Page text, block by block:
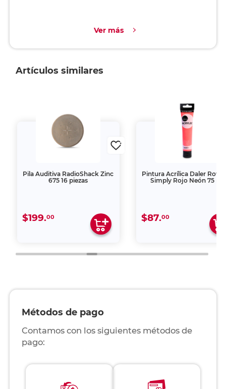
Ver más
Artículos similares
Pila Auditiva RadioShack Zinc
675 16 piezas
$199.00
Pintura Acrílica Daler
Simply Rojo Neón 75 ml
$87.00
Métodos de pago
Contamos con los siguientes métodos de
pago: